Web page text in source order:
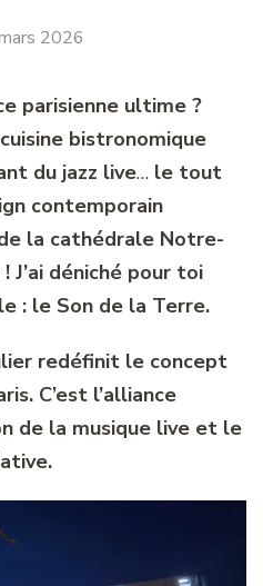
2026
parisienne ultime ?
bistronomique
du jazz live… le tout
contemporain
la cathédrale Notre-
J’ai déniché pour toi
: le Son de la Terre.
redéfinit le concept
C’est l’alliance
de la musique live et le